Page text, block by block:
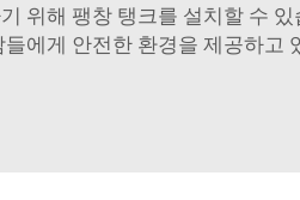
위해 팽창 탱크를 설치할 수
에게 안전한 환경을 제공하